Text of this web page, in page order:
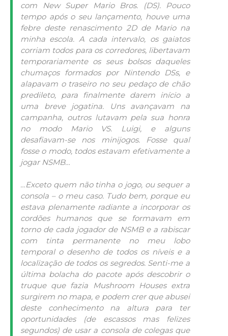
com New Super Mario Bros. (DS). Pouco
tempo após o seu lançamento, houve uma
febre deste renascimento 2D de Mario na
minha escola. A cada intervalo, os gaiatos
corriam todos para os corredores, libertavam
temporariamente os seus bolsos daqueles
chumaços formados por Nintendo DSs, e
alapavam o traseiro no seu pedaço de chão
predileto, para finalmente darem início a
uma breve jogatina. Uns avançavam na
campanha, outros lutavam pela sua honra
no modo Mario VS. Luigi, e alguns
desafiavam-se nos minijogos. Fosse qual
fosse o modo, todos estavam efetivamente a
jogar NSMB…
…Exceto quem não tinha o jogo, ou sequer a
consola – o meu caso. Tudo bem, porque eu
estava plenamente radiante a incorporar os
cordões humanos que se formavam em
torno de cada jogador de NSMB e a rabiscar
com tinta permanente no meu lobo
temporal o desenho de todos os níveis e a
localização de todos os segredos. Senti-me a
última bolacha do pacote após descobrir o
truque que fazia Mushroom Houses extra
surgirem no mapa, e podem crer que abusei
deste conhecimento na altura para ter
oportunidades (de escassos mas felizes
segundos) de usar a consola de colegas que